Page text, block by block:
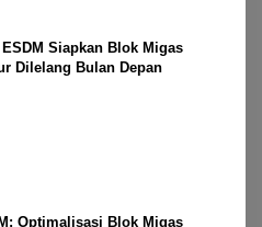
Siapkan Blok Migas
Dilelang Bulan Depan
Optimalisasi Blok Migas